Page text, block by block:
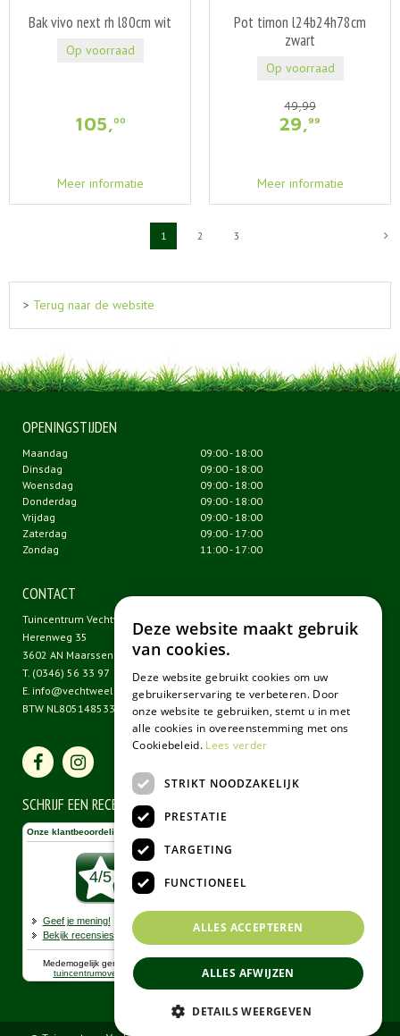
Bak vivo next rh l80cm wit
105,00
Meer informatie
Op voorraad
Pot timon l24b24h78cm
zwart
49,99
29,99
Meer informatie
Op voorraad
1 2 3
> Terug naar de website
OPENINGSTIJDEN
Maandag
09:00 - 18:00
Dinsdag
09:00 - 18:00
Woensdag
09:00 - 18:00
Donderdag
09:00 - 18:00
Vrijdag
09:00 - 18:00
Zaterdag
09:00 - 17:00
Zondag
11:00 - 17:00
CONTACT
Tuincentrum Vechtweelde
Herenweg 35
3602 AN Maarssen
T. (0346) 56 33 97
E. info@vechtweelde.nl
BTW NL805148533B01
SCHRIJF EEN RECENSIE
Deze website maakt gebruik
van cookies.
Deze website gebruikt cookies om uw
gebruikerservaring te verbeteren. Door
onze website te gebruiken, stemt u in met
alle cookies in overeenstemming met ons
Cookiebeleid. Lees verder
STRIKT NOODZAKELIJK
PRESTATIE
TARGETING
FUNCTIONEEL
ALLES ACCEPTEREN
ALLES AFWIJZEN
DETAILS WEERGEVEN